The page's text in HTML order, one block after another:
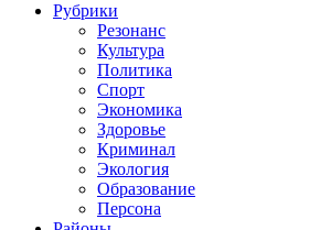
Рубрики
Резонанс
Культура
Политика
Спорт
Экономика
Здоровье
Криминал
Экология
Образование
Персона